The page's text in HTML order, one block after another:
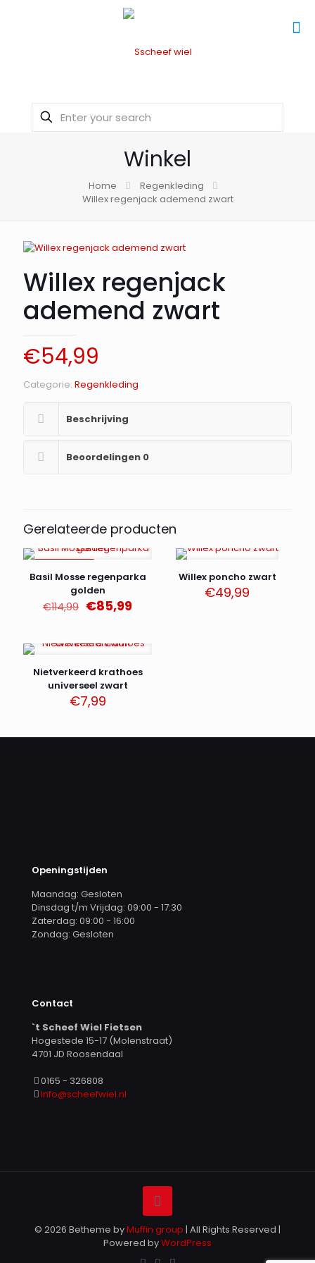
Winkel
Home
Regenkleding
Willex regenjack ademend zwart
Willex regenjack
ademend zwart
€54,99
Categorie: Regenkleding
Beschrijving
Beoordelingen 0
Gerelateerde producten
Basil Mosse regenparka
golden
€114,99 Oorspronkelijke
€114,99.
€85,99Huidige
€85,99.
Willex poncho zwart
€49,99
Nietverkeerd krathoes
universeel zwart
€7,99
Openingstijden
Maandag: Gesloten
Dinsdag t/m Vrijdag: 09:00 - 17:30
Zaterdag: 09:00 - 16:00
Zondag: Gesloten
Contact
`t Scheef Wiel Fietsen
Hogestede 15-17 (Molenstraat)
4701 JD Roosendaal
0165 - 326808
Info@scheefwiel.nl
© 2026 Betheme byMuffin group | All Rights Reserved |
Powered byWordPress